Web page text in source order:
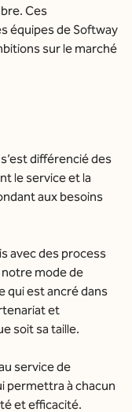
Ces
équipes de Softway
sur le marché
différencié des
le service et la
aux besoins
avec des process
mode de
qui est ancré dans
et
soit sa taille.
service de
permettra à chacun
et efficacité.